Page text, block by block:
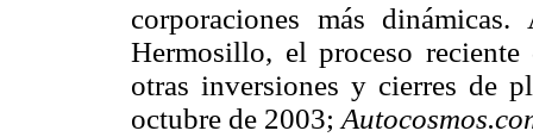
corporaciones más
Hermosillo, el proceso
otras inversiones y cierres de
octubre de 2003;